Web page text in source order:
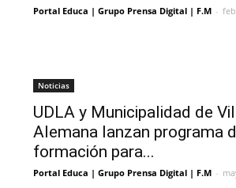
Portal Educa | Grupo Prensa Digital | F.M -
Noticias
UDLA y Municipalidad de
Alemana lanzan programa
formación para...
Portal Educa | Grupo Prensa Digital | F.M -